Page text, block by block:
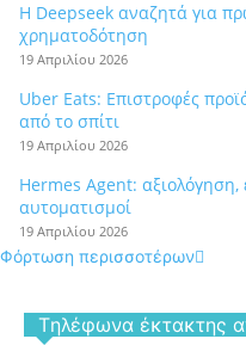
Η Deepseek αναζητά για
χρηματοδότηση
19 Απριλίου 2026
Uber Eats: Επιστροφές
από το σπίτι
19 Απριλίου 2026
Hermes Agent:
αυτοματισμοί
19 Απριλίου 2026
Φόρτωση περισσοτέρων
Tηλέφωνα έκτακτης